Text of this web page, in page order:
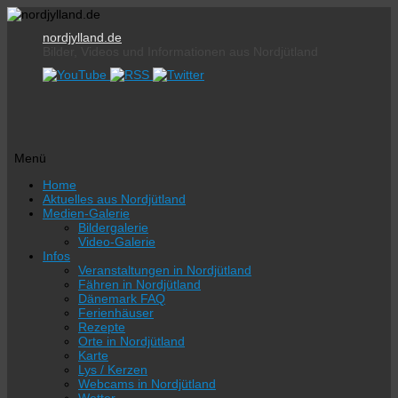
nordjylland.de
Menü
Zum
Inhalt
springen
Home
Aktuelles aus Nordjütland
Medien-Galerie
Bildergalerie
Video-Galerie
Infos
Veranstaltungen in Nordjütland
Fähren in Nordjütland
Dänemark FAQ
Ferienhäuser
Rezepte
Orte in Nordjütland
Karte
Lys / Kerzen
Webcams in Nordjütland